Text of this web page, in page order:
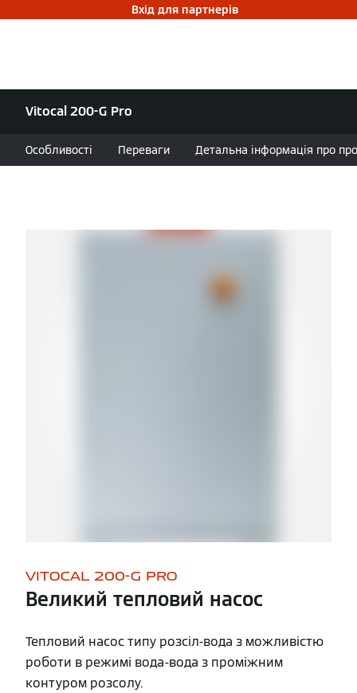
Вхід для партнерів
Vitocal 200-G Pro
Особливості Переваги Детальна інформація про
VITOCAL 200-G PRO
Великий тепловий насос
Тепловий насос типу розсіл-вода з можливістю
роботи в режимі вода-вода з проміжним
контуром розсолу.